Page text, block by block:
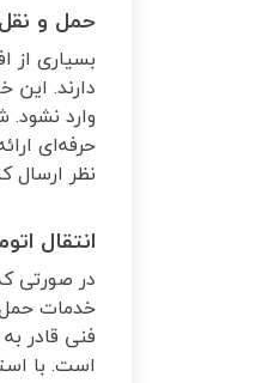
حمل و
بسیاری از
دارند. این
وارد
حرفه‌ای
نظر ارسال
انتقال
در صورتی
خدمات حمل
فنی قادر
است. با